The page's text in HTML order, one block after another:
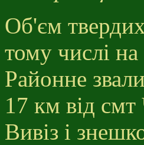
Об'єм
тому числі
Районне
17 км від смт
Вивіз і